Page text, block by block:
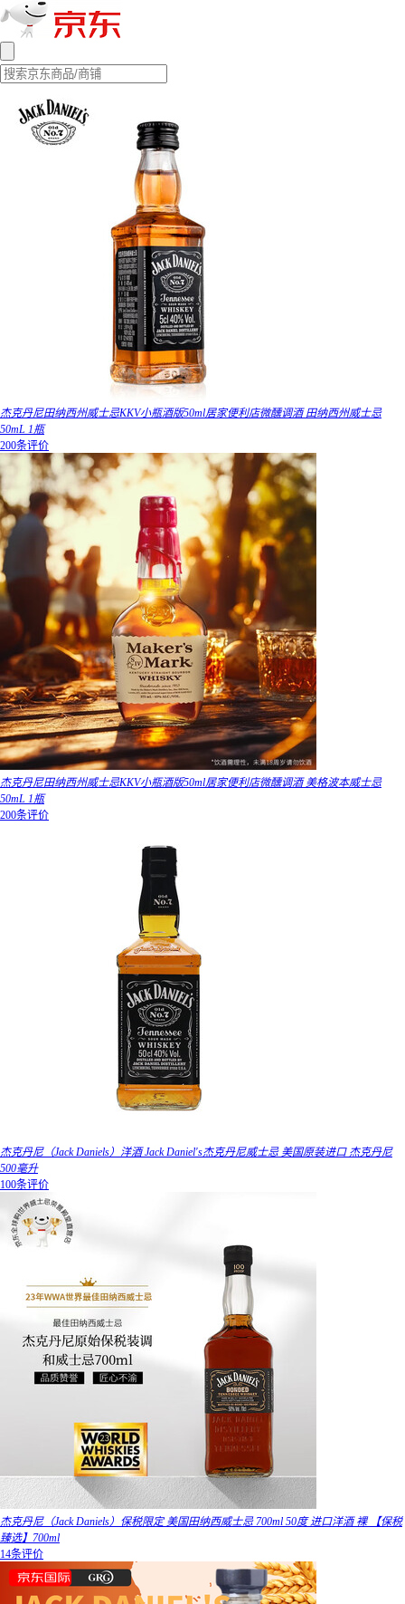
杰克丹尼田纳西州威士忌KKV小瓶酒版50ml居家便利店微醺调酒 田纳西州威士忌
50mL 1瓶
200条评价
杰克丹尼田纳西州威士忌KKV小瓶酒版50ml居家便利店微醺调酒 美格波本威士忌
50mL 1瓶
200条评价
杰克丹尼（Jack Daniels）洋酒 Jack Daniel's杰克丹尼威士忌 美国原装进口 杰克丹尼
500毫升
100条评价
杰克丹尼（Jack Daniels）保税限定 美国田纳西威士忌 700ml 50度 进口洋酒 裸 【保税
臻选】700ml
14条评价